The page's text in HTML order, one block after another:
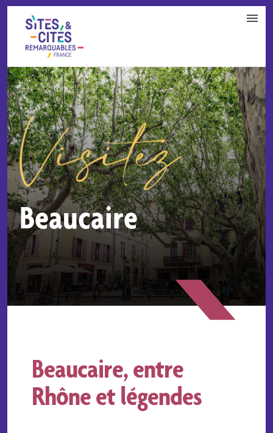
Beaucaire
Beaucaire, entre
Rhône et légendes